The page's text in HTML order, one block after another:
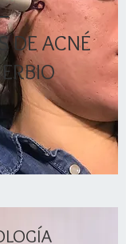
DE ACNÉ